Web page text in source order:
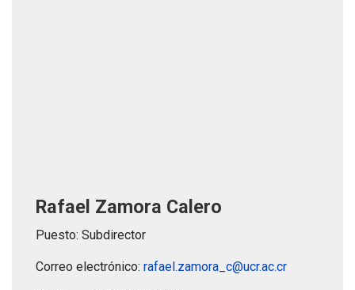
Rafael Zamora Calero
Puesto: Subdirector
Correo electrónico: rafael.zamora_c@ucr.ac.cr